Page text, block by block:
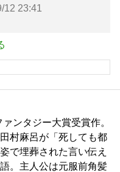
12 23:41
ンタジー大賞受賞作。
村麻呂が「死しても都
で埋葬された言い伝え
。主人公は元服前角髪